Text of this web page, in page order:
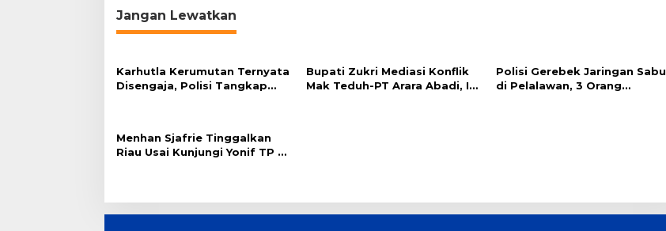
g
a
i
s
Jangan Lewatkan
Karhutla Kerumutan Ternyata
Disengaja, Polisi Tangkap
Bupati Zukri Mediasi Konflik
Mak Teduh-PT Arara Abadi, Ini
Polisi Gerebek Jaringan Sabu
di Pelalawan, 3 Orang
Menhan Sjafrie Tinggalkan
Riau Usai Kunjungi Yonif TP di